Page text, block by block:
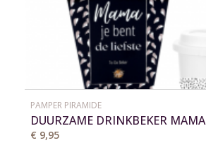
PAMPER PIRAMIDE
DUURZAME DRINKBEKER MAMA
€ 9,95